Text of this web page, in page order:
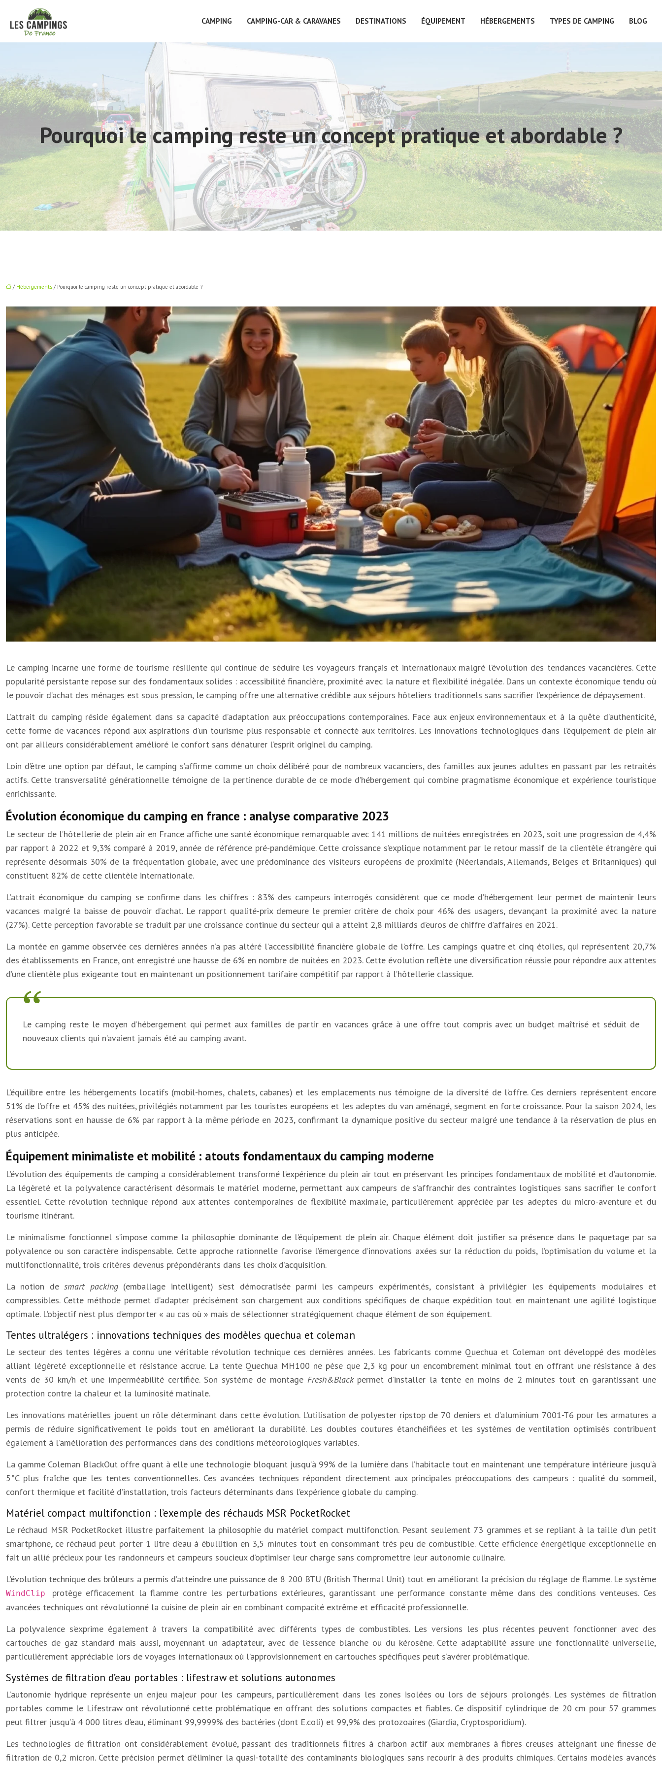
CAMPING CAMPING-CAR & CARAVANES DESTINATIONS ÉQUIPEMENT HÉBERGEMENTS TYPES DE CAMPING BLOG
Pourquoi le camping reste un concept pratique et abordable ?
/ Hébergements / Pourquoi le camping reste un concept pratique et abordable ?
Le camping incarne une forme de tourisme résiliente qui continue de séduire les voyageurs français et internationaux malgré l’évolution des tendances vacancières. Cette
popularité persistante repose sur des fondamentaux solides : accessibilité financière, proximité avec la nature et flexibilité inégalée. Dans un contexte économique tendu où
le pouvoir d’achat des ménages est sous pression, le camping offre une alternative crédible aux séjours hôteliers traditionnels sans sacrifier l’expérience de dépaysement.
L’attrait du camping réside également dans sa capacité d’adaptation aux préoccupations contemporaines. Face aux enjeux environnementaux et à la quête d’authenticité,
cette forme de vacances répond aux aspirations d’un tourisme plus responsable et connecté aux territoires. Les innovations technologiques dans l’équipement de plein air
ont par ailleurs considérablement amélioré le confort sans dénaturer l’esprit originel du camping.
Loin d’être une option par défaut, le camping s’affirme comme un choix délibéré pour de nombreux vacanciers, des familles aux jeunes adultes en passant par les retraités
actifs. Cette transversalité générationnelle témoigne de la pertinence durable de ce mode d’hébergement qui combine pragmatisme économique et expérience touristique
enrichissante.
Évolution économique du camping en france : analyse comparative 2023
Le secteur de l’hôtellerie de plein air en France affiche une santé économique remarquable avec 141 millions de nuitées enregistrées en 2023, soit une progression de 4,4%
par rapport à 2022 et 9,3% comparé à 2019, année de référence pré-pandémique. Cette croissance s’explique notamment par le retour massif de la clientèle étrangère qui
représente désormais 30% de la fréquentation globale, avec une prédominance des visiteurs européens de proximité (Néerlandais, Allemands, Belges et Britanniques) qui
constituent 82% de cette clientèle internationale.
L’attrait économique du camping se confirme dans les chiffres : 83% des campeurs interrogés considèrent que ce mode d’hébergement leur permet de maintenir leurs
vacances malgré la baisse de pouvoir d’achat. Le rapport qualité-prix demeure le premier critère de choix pour 46% des usagers, devançant la proximité avec la nature
(27%). Cette perception favorable se traduit par une croissance continue du secteur qui a atteint 2,8 milliards d’euros de chiffre d’affaires en 2021.
La montée en gamme observée ces dernières années n’a pas altéré l’accessibilité financière globale de l’offre. Les campings quatre et cinq étoiles, qui représentent 20,7%
des établissements en France, ont enregistré une hausse de 6% en nombre de nuitées en 2023. Cette évolution reflète une diversification réussie pour répondre aux attentes
d’une clientèle plus exigeante tout en maintenant un positionnement tarifaire compétitif par rapport à l’hôtellerie classique.
Le camping reste le moyen d’hébergement qui permet aux familles de partir en vacances grâce à une offre tout compris avec un budget maîtrisé et séduit de
nouveaux clients qui n’avaient jamais été au camping avant.
L’équilibre entre les hébergements locatifs (mobil-homes, chalets, cabanes) et les emplacements nus témoigne de la diversité de l’offre. Ces derniers représentent encore
51% de l’offre et 45% des nuitées, privilégiés notamment par les touristes européens et les adeptes du van aménagé, segment en forte croissance. Pour la saison 2024, les
réservations sont en hausse de 6% par rapport à la même période en 2023, confirmant la dynamique positive du secteur malgré une tendance à la réservation de plus en
plus anticipée.
Équipement minimaliste et mobilité : atouts fondamentaux du camping moderne
L’évolution des équipements de camping a considérablement transformé l’expérience du plein air tout en préservant les principes fondamentaux de mobilité et d’autonomie.
La légèreté et la polyvalence caractérisent désormais le matériel moderne, permettant aux campeurs de s’affranchir des contraintes logistiques sans sacrifier le confort
essentiel. Cette révolution technique répond aux attentes contemporaines de flexibilité maximale, particulièrement appréciée par les adeptes du micro-aventure et du
tourisme itinérant.
Le minimalisme fonctionnel s’impose comme la philosophie dominante de l’équipement de plein air. Chaque élément doit justifier sa présence dans le paquetage par sa
polyvalence ou son caractère indispensable. Cette approche rationnelle favorise l’émergence d’innovations axées sur la réduction du poids, l’optimisation du volume et la
multifonctionnalité, trois critères devenus prépondérants dans les choix d’acquisition.
La notion desmart packing (emballage intelligent) s’est démocratisée parmi les campeurs expérimentés, consistant à privilégier les équipements modulaires et
compressibles. Cette méthode permet d’adapter précisément son chargement aux conditions spécifiques de chaque expédition tout en maintenant une agilité logistique
optimale. L’objectif n’est plus d’emporter « au cas où » mais de sélectionner stratégiquement chaque élément de son équipement.
Tentes ultralégers : innovations techniques des modèles quechua et coleman
Le secteur des tentes légères a connu une véritable révolution technique ces dernières années. Les fabricants comme Quechua et Coleman ont développé des modèles
alliant légèreté exceptionnelle et résistance accrue. La tente Quechua MH100 ne pèse que 2,3 kg pour un encombrement minimal tout en offrant une résistance à des
vents de 30 km/h et une imperméabilité certifiée. Son système de montage Fresh&Black permet d’installer la tente en moins de 2 minutes tout en garantissant une
protection contre la chaleur et la luminosité matinale.
Les innovations matérielles jouent un rôle déterminant dans cette évolution. L’utilisation de polyester ripstop de 70 deniers et d’aluminium 7001-T6 pour les armatures a
permis de réduire significativement le poids tout en améliorant la durabilité. Les doubles coutures étanchéifiées et les systèmes de ventilation optimisés contribuent
également à l’amélioration des performances dans des conditions météorologiques variables.
La gamme Coleman BlackOut offre quant à elle une technologie bloquant jusqu’à 99% de la lumière dans l’habitacle tout en maintenant une température intérieure jusqu’à
5°C plus fraîche que les tentes conventionnelles. Ces avancées techniques répondent directement aux principales préoccupations des campeurs : qualité du sommeil,
confort thermique et facilité d’installation, trois facteurs déterminants dans l’expérience globale du camping.
Matériel compact multifonction : l’exemple des réchauds MSR PocketRocket
Le réchaud MSR PocketRocket illustre parfaitement la philosophie du matériel compact multifonction. Pesant seulement 73 grammes et se repliant à la taille d’un petit
smartphone, ce réchaud peut porter 1 litre d’eau à ébullition en 3,5 minutes tout en consommant très peu de combustible. Cette efficience énergétique exceptionnelle en
fait un allié précieux pour les randonneurs et campeurs soucieux d’optimiser leur charge sans compromettre leur autonomie culinaire.
L’évolution technique des brûleurs a permis d’atteindre une puissance de 8 200 BTU (British Thermal Unit) tout en améliorant la précision du réglage de flamme. Le système
WindClip protège efficacement la flamme contre les perturbations extérieures, garantissant une performance constante même dans des conditions venteuses. Ces
avancées techniques ont révolutionné la cuisine de plein air en combinant compacité extrême et efficacité professionnelle.
La polyvalence s’exprime également à travers la compatibilité avec différents types de combustibles. Les versions les plus récentes peuvent fonctionner avec des
cartouches de gaz standard mais aussi, moyennant un adaptateur, avec de l’essence blanche ou du kérosène. Cette adaptabilité assure une fonctionnalité universelle,
particulièrement appréciable lors de voyages internationaux où l’approvisionnement en cartouches spécifiques peut s’avérer problématique.
Systèmes de filtration d’eau portables : lifestraw et solutions autonomes
L’autonomie hydrique représente un enjeu majeur pour les campeurs, particulièrement dans les zones isolées ou lors de séjours prolongés. Les systèmes de filtration
portables comme le Lifestraw ont révolutionné cette problématique en offrant des solutions compactes et fiables. Ce dispositif cylindrique de 20 cm pour 57 grammes
peut filtrer jusqu’à 4 000 litres d’eau, éliminant 99,9999% des bactéries (dont E.coli) et 99,9% des protozoaires (Giardia, Cryptosporidium).
Les technologies de filtration ont considérablement évolué, passant des traditionnels filtres à charbon actif aux membranes à fibres creuses atteignant une finesse de
filtration de 0,2 micron. Cette précision permet d’éliminer la quasi-totalité des contaminants biologiques sans recourir à des produits chimiques. Certains modèles avancés